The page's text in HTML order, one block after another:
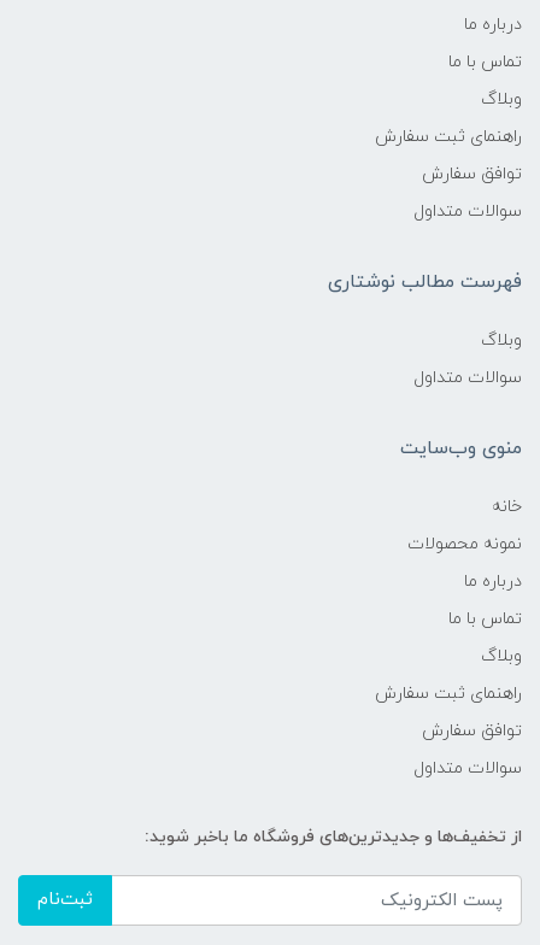
درباره ما
تماس با ما
وبلاگ
راهنمای ثبت سفارش
توافق سفارش
سوالات متداول
فهرست مطالب نوشتاری
وبلاگ
سوالات متداول
منوی وب‌سایت
خانه
نمونه محصولات
درباره ما
تماس با ما
وبلاگ
راهنمای ثبت سفارش
توافق سفارش
سوالات متداول
از تخفیف‌ها و جدیدترین‌های فروشگاه ما باخبر شوید:
ثبت‌نام